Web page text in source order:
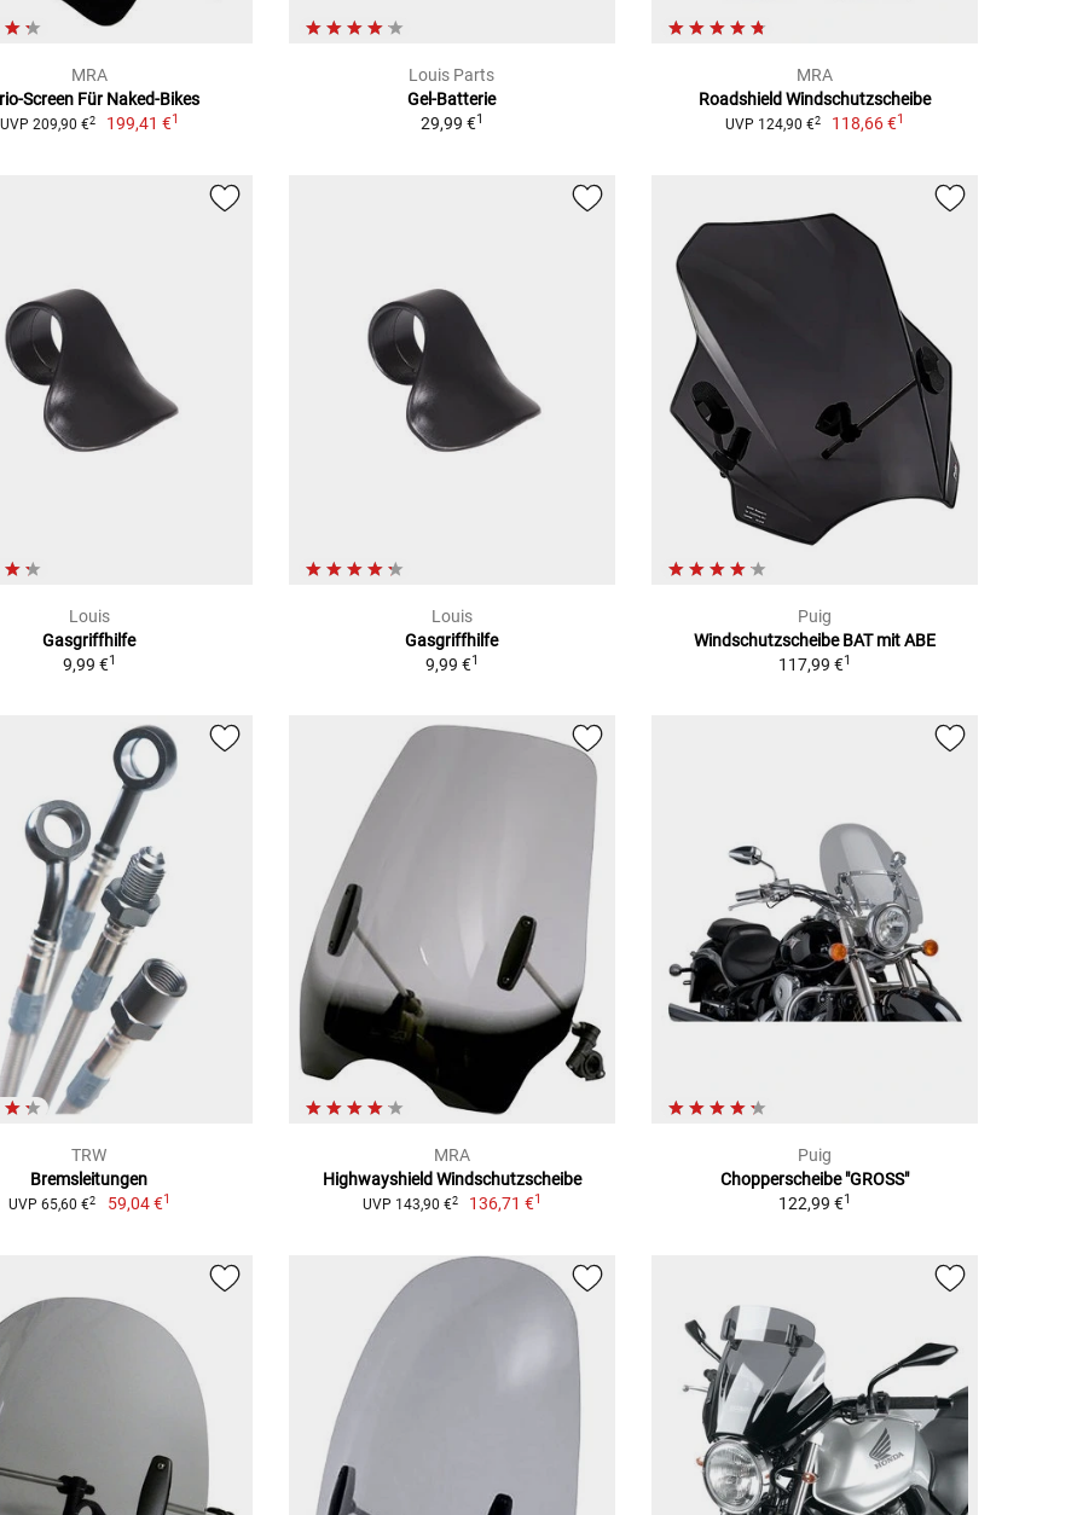
MRA
Screen Für Naked-Bikes
UVP 209,90 €2 199,41 €1
Louis Parts
Gel-Batterie
29,99 €1
MRA
Roadshield Windschutzscheibe
UVP 124,90 €2 118,66 €1
Louis
Gasgriffhilfe
9,99 €1
Louis
Gasgriffhilfe
9,99 €1
Puig
Windschutzscheibe BAT mit ABE
117,99 €1
TRW
Bremsleitungen
UVP 65,60 €2 59,04 €1
MRA
Highwayshield Windschutzscheibe
UVP 143,90 €2 136,71 €1
Puig
Chopperscheibe "GROSS"
122,99 €1